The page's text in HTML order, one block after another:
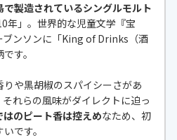
製造されているシングルモルト
年」。世界的な児童文学『宝
ブンソンに「King of Drinks（酒
す。
や黒胡椒のスパイシーさがあ
れらの風味がダイレクトに迫っ
のピート香は控えめなため、初
です。